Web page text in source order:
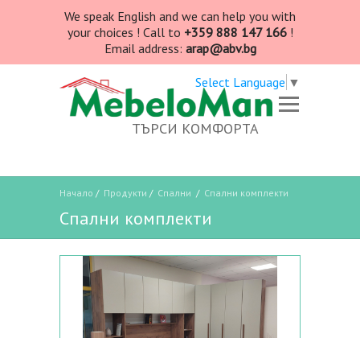
We speak English and we can help you with
your choices ! Call to +359 888 147 166!
Email address: arap@abv.bg
Select Language ▼
ТЪРСИ КОМФОРТА
Начало / Продукти / Спални / Спални комплекти
Спални комплекти